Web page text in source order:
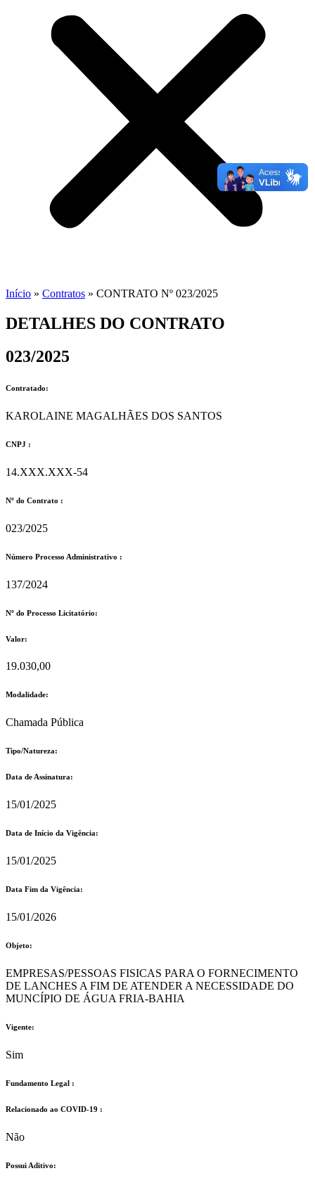
Início » Contratos » CONTRATO Nº 023/2025
DETALHES DO CONTRATO​
023/2025
Contratado:
KAROLAINE MAGALHÃES DOS SANTOS
CNPJ :
14.XXX.XXX-54
Nº do Contrato :
023/2025
Número Processo Administrativo :
137/2024
Nº do Processo Licitatório:
Valor:
19.030,00
Modalidade:
Chamada Pública
Tipo/Natureza:
Data de Assinatura:
15/01/2025
Data de Início da Vigência:
15/01/2025
Data Fim da Vigência:
15/01/2026
Objeto:
EMPRESAS/PESSOAS FISICAS PARA O FORNECIMENTO
DE LANCHES A FIM DE ATENDER A NECESSIDADE DO
MUNCÍPIO DE ÁGUA FRIA-BAHIA
Vigente:
Sim
Fundamento Legal :​
Relacionado ao COVID-19 :​
Não
Possui Aditivo:​